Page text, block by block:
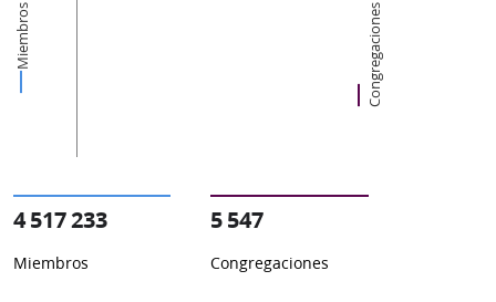
Miembros Congregaciones
4 517 233
Miembros
5 547
Congregaciones